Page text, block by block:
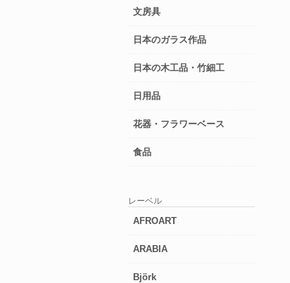
文房具
日本のガラス作品
日本の木工品・竹細工
日用品
花器・フラワーベース
食品
レーベル
AFROART
ARABIA
Björk